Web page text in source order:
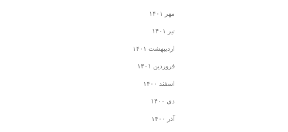
مهر ۱۴۰۱
تیر ۱۴۰۱
اردیبهشت ۱۴۰۱
فروردین ۱۴۰۱
اسفند ۱۴۰۰
دی ۱۴۰۰
آذر ۱۴۰۰